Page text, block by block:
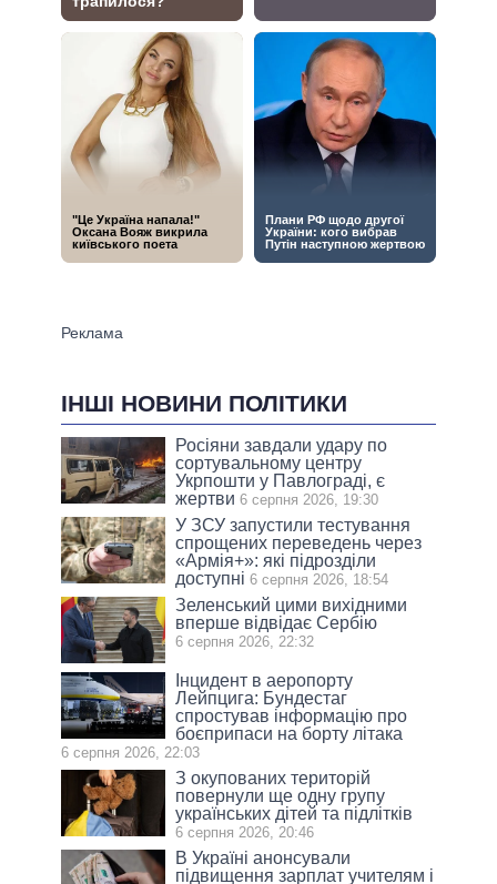
ІНШІ НОВИНИ ПОЛІТИКИ
Росіяни завдали удару по
сортувальному центру
Укрпошти у Павлограді, є
жертви 6 серпня 2026, 19:30
У ЗСУ запустили тестування
спрощених переведень через
«Армія+»: які підрозділи
доступні 6 серпня 2026, 18:54
Зеленський цими вихідними
вперше відвідає Сербію
6 серпня 2026, 22:32
Інцидент в аеропорту
Лейпцига: Бундестаг
спростував інформацію про
боєприпаси на борту літака
6 серпня 2026, 22:03
З окупованих територій
повернули ще одну групу
українських дітей та підлітків
6 серпня 2026, 20:46
В Україні анонсували
підвищення зарплат учителям і